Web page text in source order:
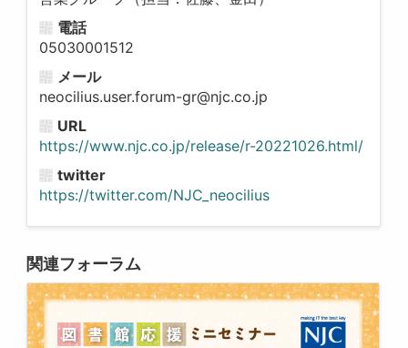
電話
05030001512
メール
neocilius.user.forum-gr@njc.co.jp
URL
https://www.njc.co.jp/release/r-20221026.html/
twitter
https://twitter.com/NJC_neocilius
関連フォーラム